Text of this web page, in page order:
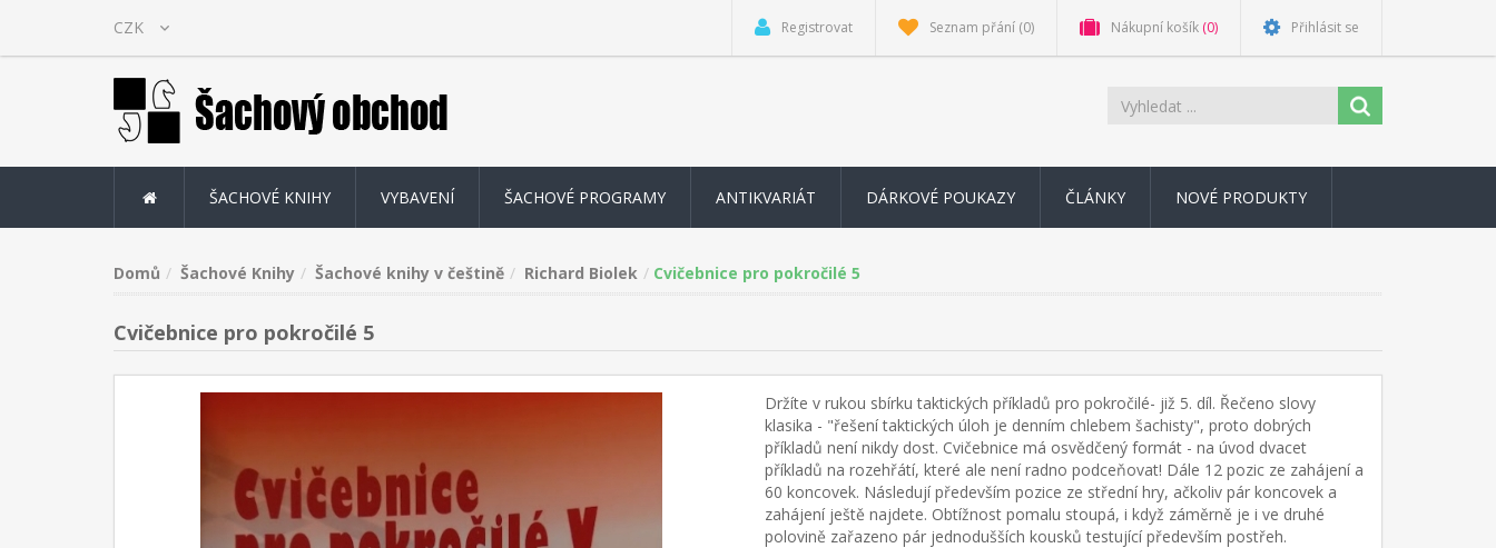
Registrovat Seznam přání (0) Nákupní košík (0) Přihlásit se
ŠACHOVÉ KNIHY VYBAVENÍ ŠACHOVÉ PROGRAMY ANTIKVARIÁT DÁRKOVÉ POUKAZY ČLÁNKY NOVÉ PRODUKTY
Domů Šachové Knihy Šachové knihy v češtině Richard Biolek Cvičebnice pro pokročilé 5
Cvičebnice pro pokročilé 5
Držíte v rukou sbírku taktických příkladů pro pokročilé- již 5. díl. Řečeno slovy
klasika - "řešení taktických úloh je denním chlebem šachisty", proto dobrých
příkladů není nikdy dost. Cvičebnice má osvědčený formát - na úvod dvacet
příkladů na rozehřátí, které ale není radno podceňovat! Dále 12 pozic ze zahájení a
60 koncovek. Následují především pozice ze střední hry, ačkoliv pár koncovek a
zahájení ještě najdete. Obtížnost pomalu stoupá, i když záměrně je i ve druhé
polovině zařazeno pár jednodušších kousků testující především postřeh.